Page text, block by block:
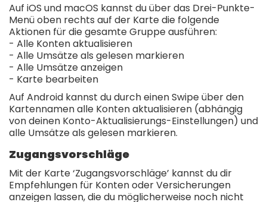
Auf iOS und macOS kannst du über das Drei-Punkte-
Menü oben rechts auf der Karte die folgende
Aktionen für die gesamte Gruppe ausführen:
- Alle Konten aktualisieren
- Alle Umsätze als gelesen markieren
- Alle Umsätze anzeigen
- Karte bearbeiten
Auf Android kannst du durch einen Swipe über den
Kartennamen alle Konten aktualisieren (abhängig
von deinen Konto-Aktualisierungs-Einstellungen) und
alle Umsätze als gelesen markieren.
Zugangsvorschläge
Mit der Karte ‘Zugangsvorschläge’ kannst du dir
Empfehlungen für Konten oder Versicherungen
anzeigen lassen, die du möglicherweise noch nicht